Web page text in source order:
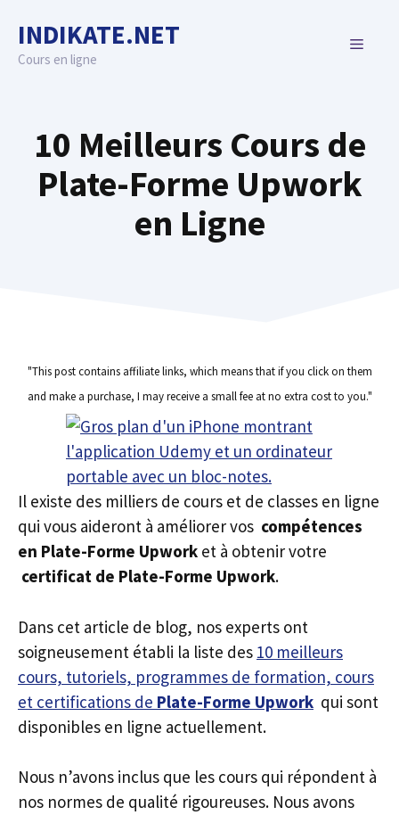
content
INDIKATE.NET
Cours en ligne
MENU
10 Meilleurs Cours de
Plate-Forme Upwork
en Ligne
"This post contains affiliate links, which means that if you click on them
and make a purchase, I may receive a small fee at no extra cost to you."
Il existe des milliers de cours et de classes en ligne
qui vous aideront à améliorer vos compétences
en Plate-Forme Upwork et à obtenir votre
certificat de Plate-Forme Upwork.
Dans cet article de blog, nos experts ont
soigneusement établi la liste des 10 meilleurs
cours, tutoriels, programmes de formation, cours
et certifications de Plate-Forme Upwork qui sont
disponibles en ligne actuellement.
Nous n’avons inclus que les cours qui répondent à
nos normes de qualité rigoureuses. Nous avons